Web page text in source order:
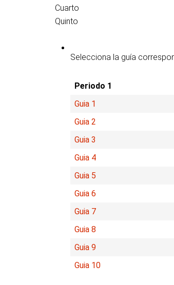
Cuarto
Quinto
Selecciona la guía
Periodo 1
Guia 1
Guia 2
Guia 3
Guia 4
Guia 5
Guia 6
Guia 7
Guia 8
Guia 9
Guia 10